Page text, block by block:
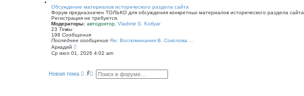
Обсуждение материалов исторического раздела сайта
Форум предназначен ТОЛЬКО для обсуждения конкретных материалов исторического раздела сайта.
Регистрация не требуется.
Модераторы: автодоктор Vladimir S. Kotlyar
23 Темы
198 Сообщения
Последнее сообщение Re: Воспоминания В. Соколова …
Аркадий
р
т
Ср июл 01, 2026 4:02 am
Новая тема
П Р